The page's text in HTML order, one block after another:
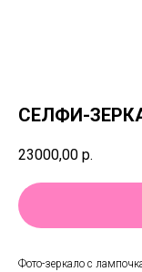
СЕЛФИ-
23000,00 р.
Фото-зеркало с